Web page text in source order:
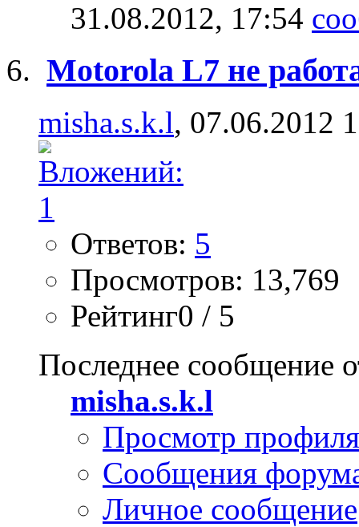
31.08.2012, 17:54
Motorola L7 не
misha.s.k.l, 07.06.2012
Ответов: 5
Просмотров: 13,769
Рейтинг0 / 5
Последнее сообщение
misha.s.k.l
Просмотр профиля
Сообщения
Личное сообщение